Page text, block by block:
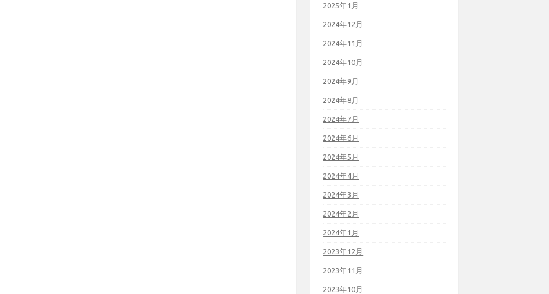
2025年1月
2024年12月
2024年11月
2024年10月
2024年9月
2024年8月
2024年7月
2024年6月
2024年5月
2024年4月
2024年3月
2024年2月
2024年1月
2023年12月
2023年11月
2023年10月